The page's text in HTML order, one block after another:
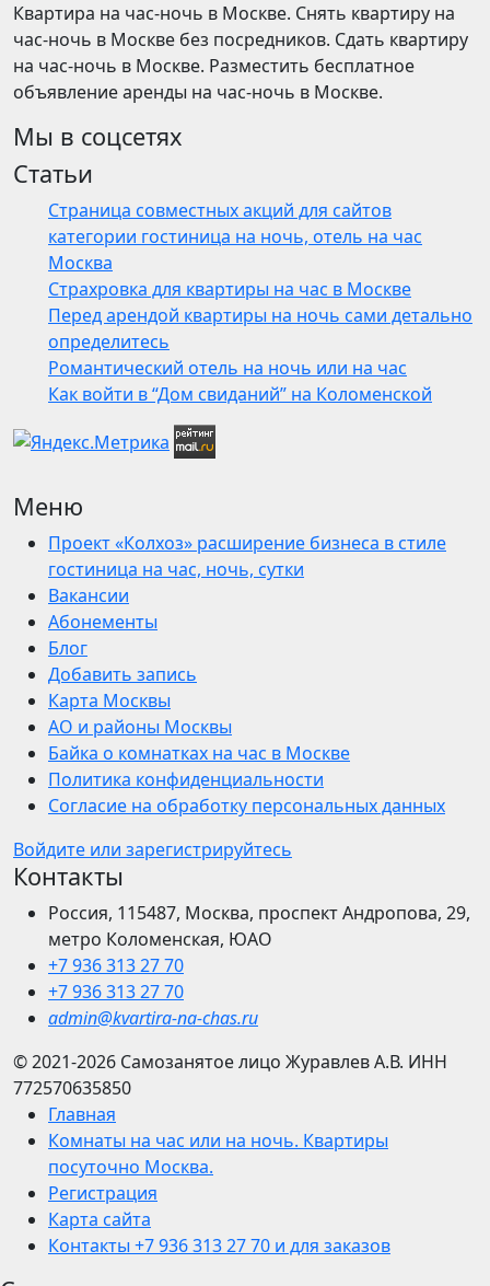
Квартира на час-ночь в Москве. Снять квартиру на
час-ночь в Москве без посредников. Сдать квартиру
на час-ночь в Москве. Разместить бесплатное
объявление аренды на час-ночь в Москве.
Мы в соцсетях
Статьи
Страница совместных акций для сайтов
категории гостиница на ночь, отель на час
Москва
Страхровка для квартиры на час в Москве
Перед арендой квартиры на ночь сами детально
определитесь
Романтический отель на ночь или на час
Как войти в “Дом свиданий” на Коломенской
Меню
Проект «Колхоз» расширение бизнеса в стиле
гостиница на час, ночь, сутки
Вакансии
Абонементы
Блог
Добавить запись
Карта Москвы
АО и районы Москвы
Байка о комнатках на час в Москве
Политика конфиденциальности
Согласие на обработку персональных данных
Войдите или зарегистрируйтесь
Контакты
Россия, 115487, Москва, проспект Андропова, 29,
метро Коломенская, ЮАО
+7 936 313 27 70
+7 936 313 27 70
admin@kvartira-na-chas.ru
© 2021-2026 Самозанятое лицо Журавлев А.В. ИНН
772570635850
Главная
Комнаты на час или на ночь. Квартиры
посуточно Москва.
Регистрация
Карта сайта
Контакты +7 936 313 27 70 и для заказов